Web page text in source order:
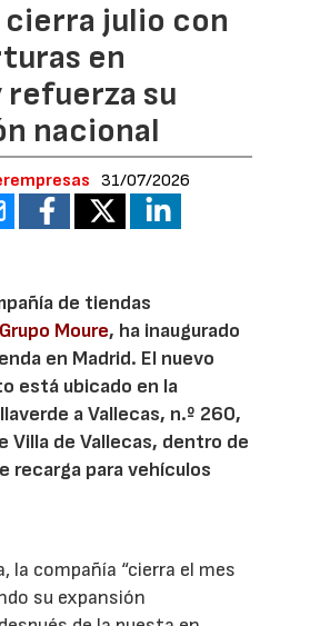
cierra julio con
en
refuerza su
nacional
31/07/2026
de tiendas
Grupo Moure, ha inaugurado
en Madrid. El nuevo
está ubicado en la
a Vallecas, n.º 260,
Villa de Vallecas, dentro de
recarga para vehículos
la compañía “cierra el mes
su expansión